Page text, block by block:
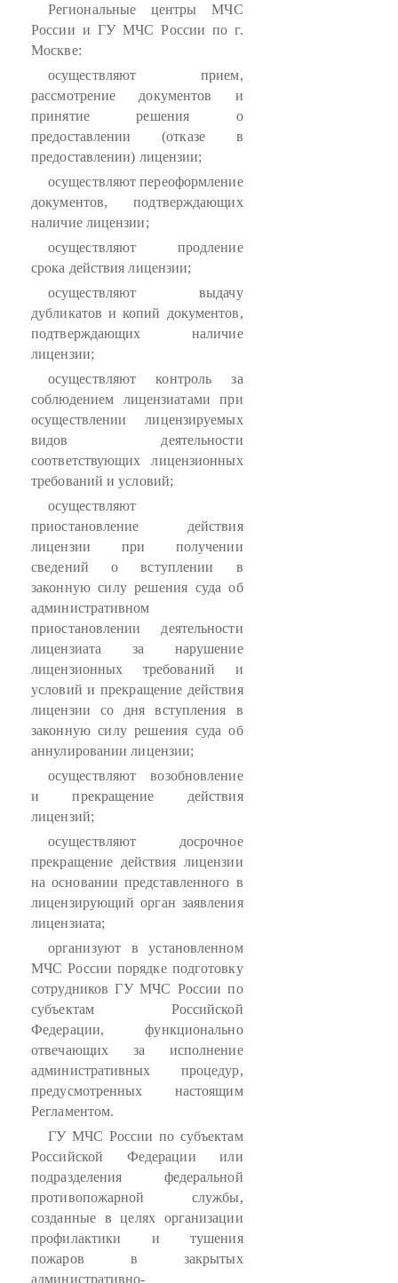
Региональные центры МЧС
России и ГУ МЧС России по г.
Москве:
осуществляют прием,
рассмотрение документов и
принятие решения о
предоставлении (отказе в
предоставлении) лицензии;
осуществляют переоформление
документов, подтверждающих
наличие лицензии;
осуществляют продление
срока действия лицензии;
осуществляют выдачу
дубликатов и копий документов,
подтверждающих наличие
лицензии;
осуществляют контроль за
соблюдением лицензиатами при
осуществлении лицензируемых
видов деятельности
соответствующих лицензионных
требований и условий;
осуществляют
приостановление действия
лицензии при получении
сведений о вступлении в
законную силу решения суда об
административном
приостановлении деятельности
лицензиата за нарушение
лицензионных требований и
условий и прекращение действия
лицензии со дня вступления в
законную силу решения суда об
аннулировании лицензии;
осуществляют возобновление
и прекращение действия
лицензий;
осуществляют досрочное
прекращение действия лицензии
на основании представленного в
лицензирующий орган заявления
лицензиата;
организуют в установленном
МЧС России порядке подготовку
сотрудников ГУ МЧС России по
субъектам Российской
Федерации, функционально
отвечающих за исполнение
административных процедур,
предусмотренных настоящим
Регламентом.
ГУ МЧС России по субъектам
Российской Федерации или
подразделения федеральной
противопожарной службы,
созданные в целях организации
профилактики и тушения
пожаров в закрытых
административно-